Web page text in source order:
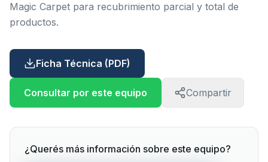
Magic Carpet para recubrimiento parcial y total de
productos.
Ficha Técnica (PDF)
Consultar por este equipo Compartir
¿Querés más información sobre este equipo?